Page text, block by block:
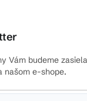
Vám budeme
našom e-shope.